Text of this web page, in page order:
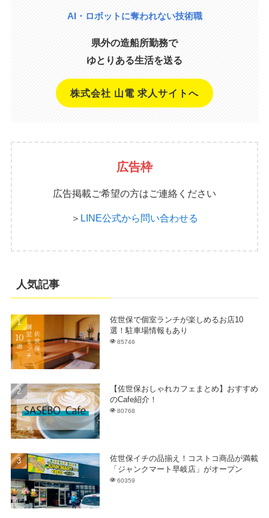
AI・ロボットに奪われない技術職
県外の造船所勤務で
ゆとりある生活を送る
株式会社 山電 求人サイトへ
広告枠
広告掲載ご希望の方はご連絡ください
＞ LINE公式から問い合わせる
人気記事
佐世保で個室ランチが楽しめるお店10
選！駐車場情報もあり
85746
【佐世保おしゃれカフェまとめ】おすすめ
のCafe紹介！
80768
佐世保イチの品揃え！コストコ商品が満載
「ジャンクマート早岐店」がオープン
60359